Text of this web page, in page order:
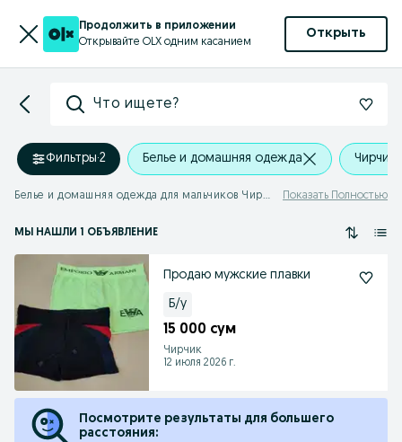
Продолжить в приложении
Открывайте OLX одним касанием
Открыть
Что ищете?
Фильтры·2 Белье и домашняя одежда Чирчик
Белье и домашняя одежда для мальчиков Чирчик Показать Полностью
МЫ НАШЛИ 1 ОБЪЯВЛЕНИЕ
Продаю мужские плавки
Б/у
15 000 сум
Чирчик
12 июля 2026 г.
Посмотрите результаты для большего
расстояния: